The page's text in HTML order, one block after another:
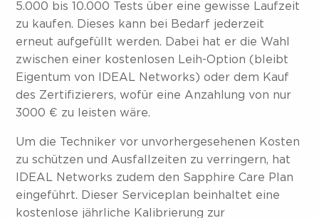
5.000 bis 10.000 Tests über eine gewisse Laufzeit
zu kaufen. Dieses kann bei Bedarf jederzeit
erneut aufgefüllt werden. Dabei hat er die Wahl
zwischen einer kostenlosen Leih-Option (bleibt
Eigentum von IDEAL Networks) oder dem Kauf
des Zertifizierers, wofür eine Anzahlung von nur
3000 € zu leisten wäre.
Um die Techniker vor unvorhergesehenen Kosten
zu schützen und Ausfallzeiten zu verringern, hat
IDEAL Networks zudem den Sapphire Care Plan
eingeführt. Dieser Serviceplan beinhaltet eine
kostenlose jährliche Kalibrierung zur